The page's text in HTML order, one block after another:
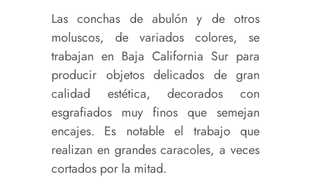
Las conchas de abulón y de otros
moluscos, de variados colores, se
trabajan en Baja California Sur para
producir objetos delicados de gran
calidad estética, decorados con
esgrafiados muy finos que semejan
encajes. Es notable el trabajo que
realizan en grandes caracoles, a veces
cortados por la mitad.